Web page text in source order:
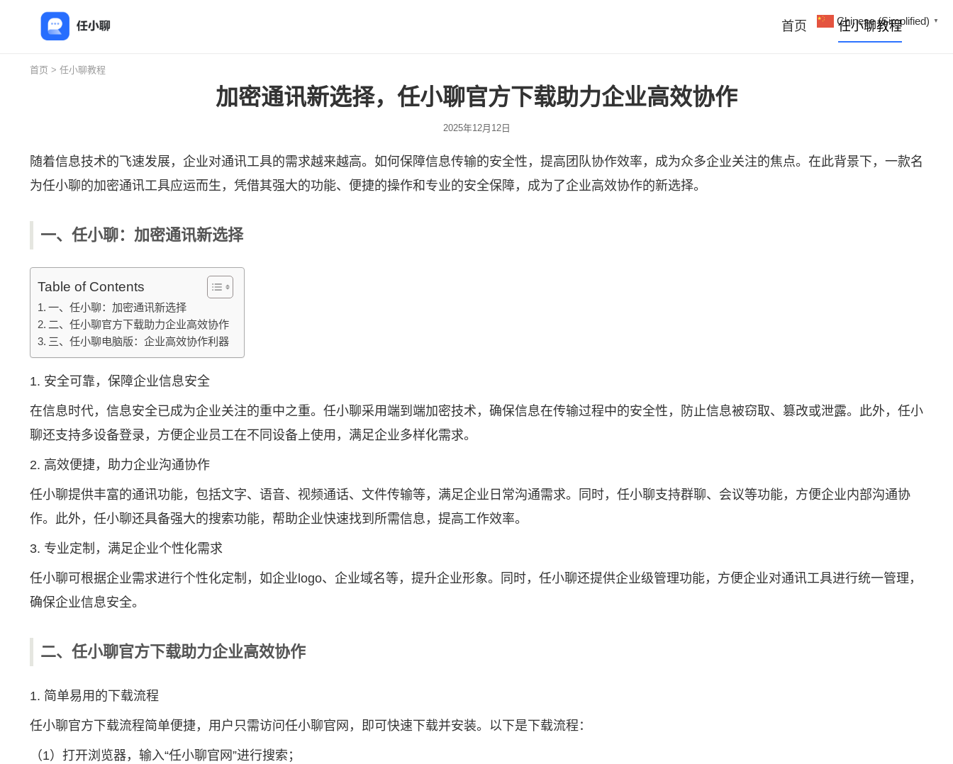
首页 任小聊教程
首页 > 任小聊教程
加密通讯新选择，任小聊官方下载助力企业高效协作
2025年12月12日
随着信息技术的飞速发展，企业对通讯工具的需求越来越高。如何保障信息传输的安全性，提高团队协作效率，成为众多企业关注的焦点。在此背景下，一款名
为任小聊的加密通讯工具应运而生，凭借其强大的功能、便捷的操作和专业的安全保障，成为了企业高效协作的新选择。
一、任小聊：加密通讯新选择
Table of Contents
一、任小聊：加密通讯新选择
二、任小聊官方下载助力企业高效协作
三、任小聊电脑版：企业高效协作利器
1. 安全可靠，保障企业信息安全
在信息时代，信息安全已成为企业关注的重中之重。任小聊采用端到端加密技术，确保信息在传输过程中的安全性，防止信息被窃取、篡改或泄露。此外，任小
聊还支持多设备登录，方便企业员工在不同设备上使用，满足企业多样化需求。
2. 高效便捷，助力企业沟通协作
任小聊提供丰富的通讯功能，包括文字、语音、视频通话、文件传输等，满足企业日常沟通需求。同时，任小聊支持群聊、会议等功能，方便企业内部沟通协
作。此外，任小聊还具备强大的搜索功能，帮助企业快速找到所需信息，提高工作效率。
3. 专业定制，满足企业个性化需求
任小聊可根据企业需求进行个性化定制，如企业logo、企业域名等，提升企业形象。同时，任小聊还提供企业级管理功能，方便企业对通讯工具进行统一管理，
确保企业信息安全。
二、任小聊官方下载助力企业高效协作
1. 简单易用的下载流程
任小聊官方下载流程简单便捷，用户只需访问 任小聊官网 ，即可快速下载并安装。以下是下载流程：
（1）打开浏览器，输入“任小聊官网”进行搜索；
Chinese (Simplified) ▼